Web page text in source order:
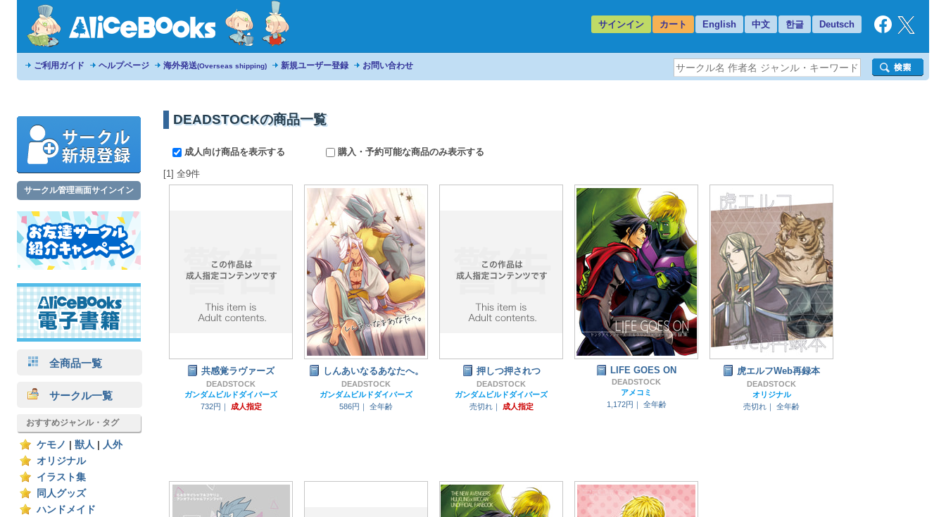
サインイン カート English 中文 한글 Deutsch
ご利用ガイド ヘルプページ 海外発送(Overseas shipping) 新規ユーザー登録 お問い合わせ
サークル管理画面サインイン
全商品一覧
サークル一覧
おすすめジャンル・タグ
ケモノ 獣人
人外
オリジナル
イラスト集
同人グッズ
ハンドメイド
DEADSTOCKの商品一覧
成人向け商品を表示する 購入・予約可能な商品のみ表示する
[1] 全9件
共感覚ラヴァーズ
DEADSTOCK
ガンダムビルドダイバーズ
732円｜
成人指定
しんあいなるあなたへ。
DEADSTOCK
ガンダムビルドダイバーズ
586円｜
全年齢
押しつ押されつ
DEADSTOCK
ガンダムビルドダイバーズ
売切れ｜
成人指定
LIFE GOES ON
DEADSTOCK
アメコミ
1,172円｜
全年齢
虎エルフWeb再録本
DEADSTOCK
オリジナル
売切れ｜
全年齢